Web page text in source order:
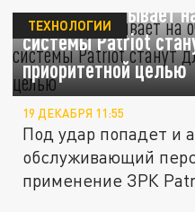
Advance указывает
системы Patriot
приоритетной целью
ТЕХНОЛОГИИ
19 ДЕКАБРЯ 11:55
Под удар попадет и
обслуживающий
применение ЗРК